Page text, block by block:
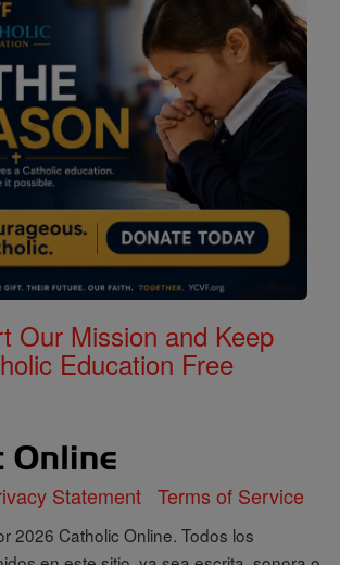
Our Mission and Keep
Education Free
Statement Terms of Service
2026 Catholic Online. Todos los